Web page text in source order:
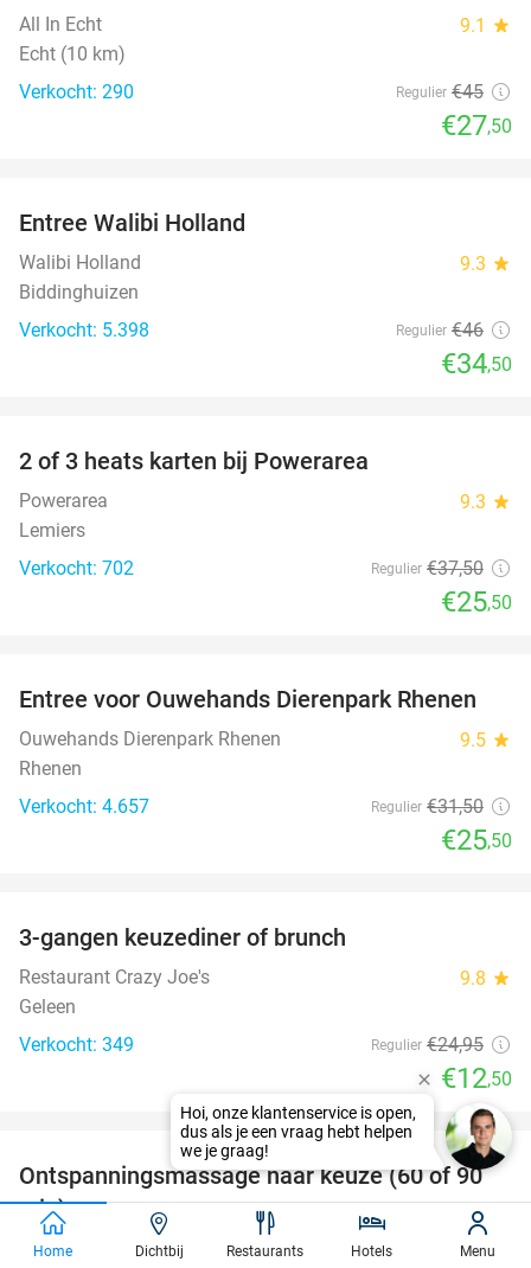
All In Echt 9.1 star
Echt (10 km)
Verkocht: 290
Regulier €45
€27,50
Entree Walibi Holland
Walibi Holland 9.3 star
Biddinghuizen
Verkocht: 5.398
Regulier €46
€34,50
2 of 3 heats karten bij Powerarea
Powerarea 9.3 star
Lemiers
Verkocht: 702
Regulier €37,50
€25,50
19%
Entree voor Ouwehands Dierenpark Rhenen
Ouwehands Dierenpark Rhenen 9.5 star
Rhenen
Verkocht: 4.657
Regulier €31,50
€25,50
3-gangen keuzediner of brunch
Restaurant Crazy Joe's 9.8 star
Geleen
Verkocht: 349
Regulier €24,95
€12,50
43%
SOLD
OUT
favorite_border
Ontspanningsmassage naar keuze (60 of 90
min)
Body Mind Reset 10.0star
Home Dichtbij Restaurants Hotels Menu